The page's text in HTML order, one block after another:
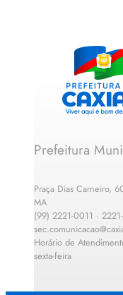
Prefeitura
Praça Dias Carneiro,
MA
(99) 2221-0011 ·
Horário de
sexta-feira